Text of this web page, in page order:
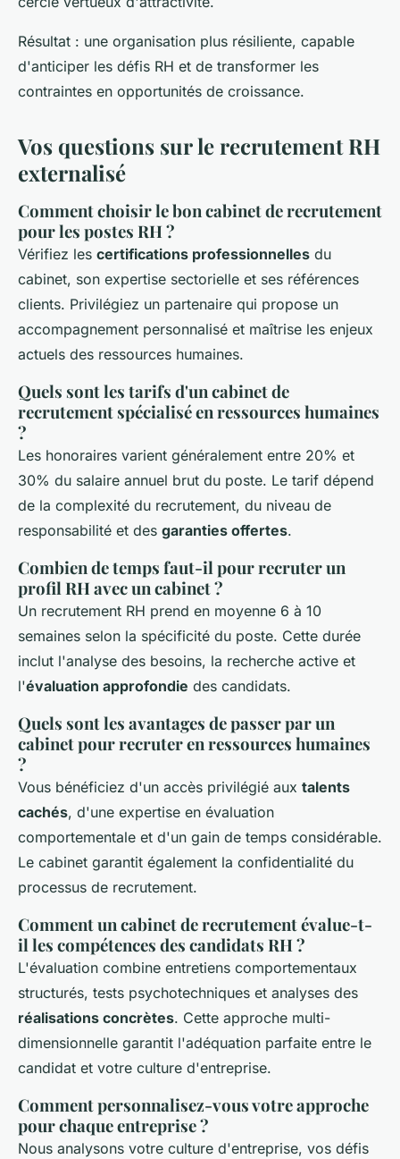
Résultat : une organisation plus résiliente, capable
d'anticiper les défis RH et de transformer les
contraintes en opportunités de croissance.
Vos questions sur le recrutement RH
externalisé
Comment choisir le bon cabinet de recrutement
pour les postes RH ?
Vérifiez les certifications professionnelles du
cabinet, son expertise sectorielle et ses références
clients. Privilégiez un partenaire qui propose un
accompagnement personnalisé et maîtrise les enjeux
actuels des ressources humaines.
Quels sont les tarifs d'un cabinet de
recrutement spécialisé en ressources humaines
?
Les honoraires varient généralement entre 20% et
30% du salaire annuel brut du poste. Le tarif dépend
de la complexité du recrutement, du niveau de
responsabilité et des garanties offertes.
Combien de temps faut-il pour recruter un
profil RH avec un cabinet ?
Un recrutement RH prend en moyenne 6 à 10
semaines selon la spécificité du poste. Cette durée
inclut l'analyse des besoins, la recherche active et
l'évaluation approfondie des candidats.
Quels sont les avantages de passer par un
cabinet pour recruter en ressources humaines
?
Vous bénéficiez d'un accès privilégié aux talents
cachés, d'une expertise en évaluation
comportementale et d'un gain de temps considérable.
Le cabinet garantit également la confidentialité du
processus de recrutement.
Comment un cabinet de recrutement évalue-t-
il les compétences des candidats RH ?
L'évaluation combine entretiens comportementaux
structurés, tests psychotechniques et analyses des
réalisations concrètes. Cette approche multi-
dimensionnelle garantit l'adéquation parfaite entre le
candidat et votre culture d'entreprise.
Comment personnalisez-vous votre approche
pour chaque entreprise ?
Nous analysons votre culture d'entreprise, vos défis